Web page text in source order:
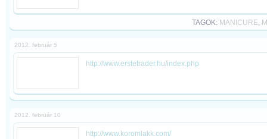
TAGOK: MANICURE,
2012. február 5
http://www.erstetrader.hu/index.php
2012. február 10
http://www.koromlakk.com/